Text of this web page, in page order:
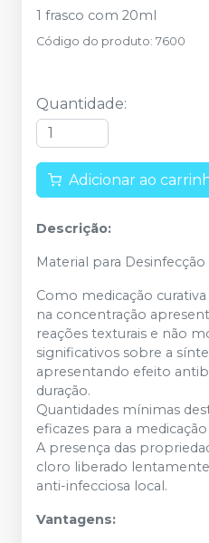
1 frasco com 20ml
Código do produto: 7600
Quantidade:
Adicionar ao
Descrição:
Material para Desinfecção
Como medicação
na concentração
reações texturais e não
significativos sobre a
apresentando efeito
duração.
Quantidades mínimas
eficazes para a
A presença das
cloro liberado
anti-infecciosa local.
Vantagens: